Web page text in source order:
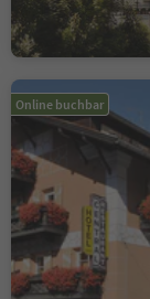
Online buchbar